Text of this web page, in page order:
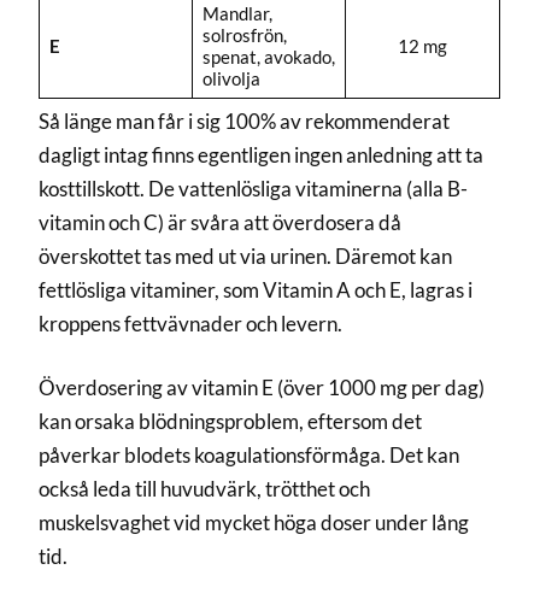
E
Mandlar,
solrosfrön,
spenat, avokado,
olivolja
12 mg
Så länge man får i sig 100% av rekommenderat
dagligt intag finns egentligen ingen anledning att ta
kosttillskott. De vattenlösliga vitaminerna (alla B-
vitamin och C) är svåra att överdosera då
överskottet tas med ut via urinen. Däremot kan
fettlösliga vitaminer, som Vitamin A och E, lagras i
kroppens fettvävnader och levern.
Överdosering av vitamin E (över 1000 mg per dag)
kan orsaka blödningsproblem, eftersom det
påverkar blodets koagulationsförmåga. Det kan
också leda till huvudvärk, trötthet och
muskelsvaghet vid mycket höga doser under lång
tid.